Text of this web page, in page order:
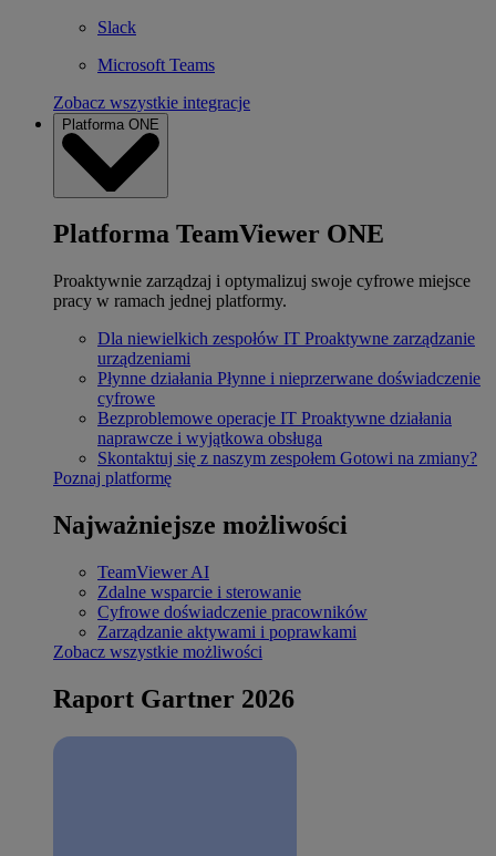
Slack
Microsoft Teams
Zobacz wszystkie integracje
Platforma ONE
Platforma TeamViewer ONE
Proaktywnie zarządzaj i optymalizuj swoje cyfrowe miejsce
pracy w ramach jednej platformy.
Dla niewielkich zespołów IT Proaktywne zarządzanie
urządzeniami
Płynne działania Płynne i nieprzerwane doświadczenie
cyfrowe
Bezproblemowe operacje IT Proaktywne działania
naprawcze i wyjątkowa obsługa
Skontaktuj się z naszym zespołem Gotowi na zmiany?
Poznaj platformę
Najważniejsze możliwości
TeamViewer AI
Zdalne wsparcie i sterowanie
Cyfrowe doświadczenie pracowników
Zarządzanie aktywami i poprawkami
Zobacz wszystkie możliwości
Raport Gartner 2026